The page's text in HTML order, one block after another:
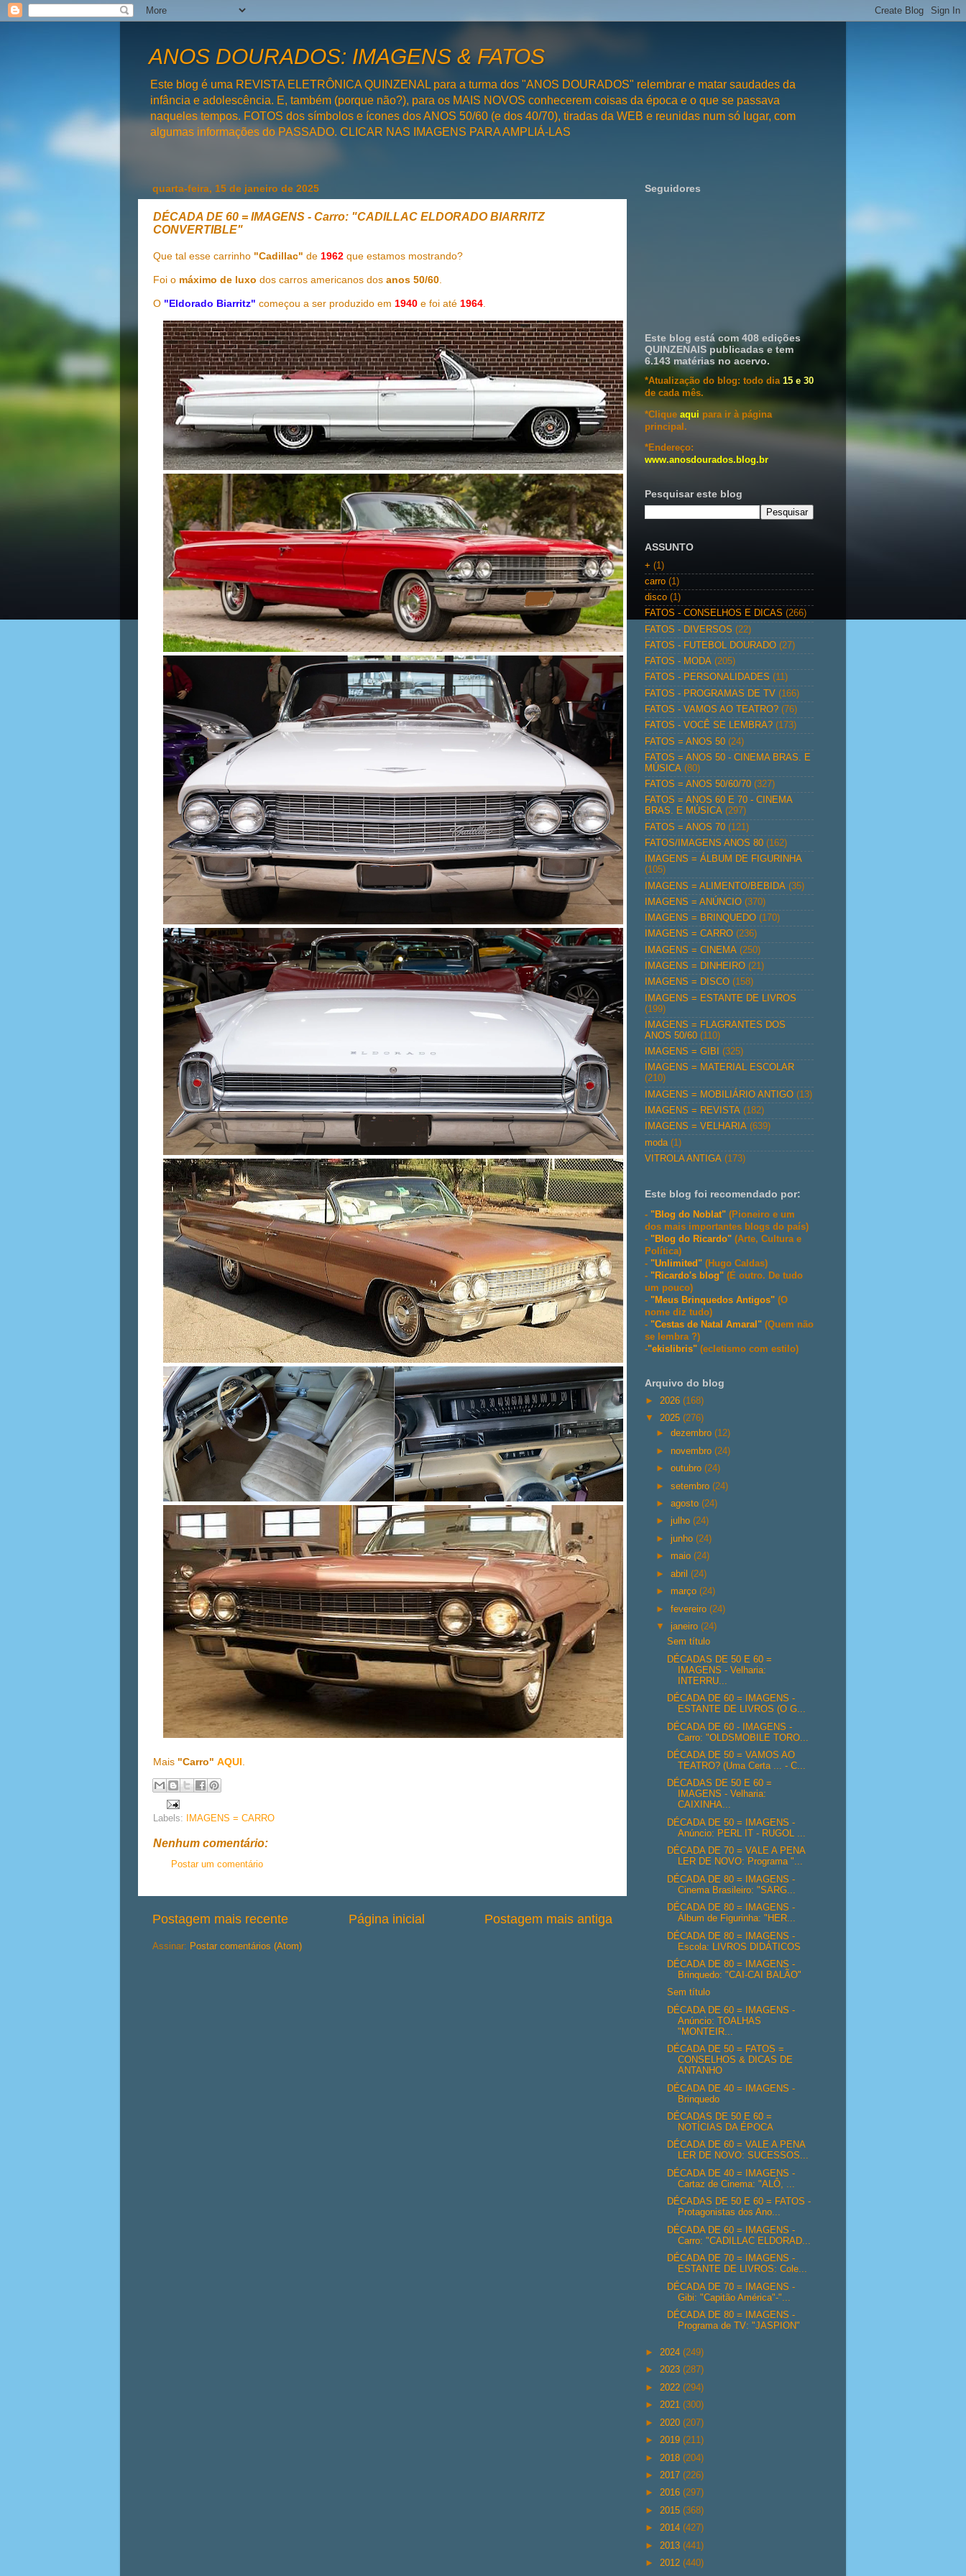
ANOS DOURADOS: IMAGENS & FATOS
Este blog é uma REVISTA ELETRÔNICA QUINZENAL para a turma dos "ANOS DOURADOS" relembrar e matar saudades da
infância e adolescência. E, também (porque não?), para os MAIS NOVOS conhecerem coisas da época e o que se passava
naqueles tempos. FOTOS dos símbolos e ícones dos ANOS 50/60 (e dos 40/70), tiradas da WEB e reunidas num só lugar, com
algumas informações do PASSADO. CLICAR NAS IMAGENS PARA AMPLIÁ-LAS
quarta-feira, 15 de janeiro de 2025
DÉCADA DE 60 = IMAGENS - Carro: "CADILLAC ELDORADO BIARRITZ
CONVERTIBLE"
Que tal esse carrinho "Cadillac" de 1962 que estamos mostrando?
Foi o máximo de luxo dos carros americanos dos anos 50/60.
O "Eldorado Biarritz" começou a ser produzido em 1940 e foi até 1964.
Mais "Carro" AQUI
Labels: IMAGENS = CARRO
Nenhum comentário:
Postar um comentário
Postagem mais recente Postagem mais antiga
Página inicial
Assinar: Postar comentários (Atom)
Seguidores
Este blog está com 408 edições
QUINZENAIS publicadas e tem
6.143 matérias no acervo.
*Atualização do blog: todo dia 15 e 30
de cada mês.
*Clique aqui para ir à página
principal.
*Endereço:
www.anosdourados.blog.br
Pesquisar este blog
ASSUNTO
+ (1)
carro (1)
disco (1)
FATOS - CONSELHOS E DICAS (266)
FATOS - DIVERSOS (22)
FATOS - FUTEBOL DOURADO (27)
FATOS - MODA (205)
FATOS - PERSONALIDADES (11)
FATOS - PROGRAMAS DE TV (166)
FATOS - VAMOS AO TEATRO? (76)
FATOS - VOCÊ SE LEMBRA? (173)
FATOS = ANOS 50 (24)
FATOS = ANOS 50 - CINEMA BRAS. E
MÚSICA (80)
FATOS = ANOS 50/60/70 (327)
FATOS = ANOS 60 E 70 - CINEMA
BRAS. E MÚSICA (297)
FATOS = ANOS 70 (121)
FATOS/IMAGENS ANOS 80 (162)
IMAGENS = ÁLBUM DE FIGURINHA
(105)
IMAGENS = ALIMENTO/BEBIDA (35)
IMAGENS = ANÚNCIO (370)
IMAGENS = BRINQUEDO (170)
IMAGENS = CARRO (236)
IMAGENS = CINEMA (250)
IMAGENS = DINHEIRO (21)
IMAGENS = DISCO (158)
IMAGENS = ESTANTE DE LIVROS
(199)
IMAGENS = FLAGRANTES DOS
ANOS 50/60 (110)
IMAGENS = GIBI
(325)
IMAGENS = MATERIAL ESCOLAR
(210)
IMAGENS = MOBILIÁRIO ANTIGO (13)
IMAGENS = REVISTA (182)
IMAGENS = VELHARIA (639)
moda (1)
VITROLA ANTIGA (173)
Este blog foi recomendado por:
- "Blog do Noblat" (Pioneiro e um
dos mais importantes blogs do país)
- "Blog do Ricardo" (Arte, Cultura e
Política)
- "Unlimited" (Hugo Caldas)
- "Ricardo's blog" (É outro. De tudo
um pouco)
- "Meus Brinquedos Antigos" (O
nome diz tudo)
- "Cestas de Natal Amaral" (Quem não
se lembra ?)
-"ekislibris" (ecletismo com estilo)
Arquivo do blog
► 2026 (168)
▼ 2025 (276)
►dezembro(12)
► novembro(24)
►outubro(24)
►setembro(24)
►agosto(24)
►julho(24)
►junho(24)
► maio(24)
►abril(24)
► março(24)
►fevereiro(24)
▼janeiro(24)
Sem título
DÉCADAS DE 50 E 60 =
IMAGENS - Velharia:
INTERRU...
DÉCADA DE 60 = IMAGENS -
ESTANTE DE LIVROS (O G...
DÉCADA DE 60 - IMAGENS -
Carro: "OLDSMOBILE TORO...
DÉCADA DE 50 = VAMOS AO
TEATRO? (Uma Certa ... - C...
DÉCADAS DE 50 E 60 =
IMAGENS - Velharia:
CAIXINHA...
DÉCADA DE 50 = IMAGENS -
Anúncio: PERL IT - RUGOL ...
DÉCADA DE 70 = VALE A PENA
LER DE NOVO: Programa "...
DÉCADA DE 80 = IMAGENS -
Cinema Brasileiro: "SARG...
DÉCADA DE 80 = IMAGENS -
Álbum de Figurinha: "HER...
DÉCADA DE 80 = IMAGENS -
Escola: LIVROS DIDÁTICOS
DÉCADA DE 80 = IMAGENS -
Brinquedo: "CAI-CAI BALÃO"
Sem título
DÉCADA DE 60 = IMAGENS -
Anúncio: TOALHAS
"MONTEIR...
DÉCADA DE 50 = FATOS =
CONSELHOS & DICAS DE
ANTANHO
DÉCADA DE 40 = IMAGENS -
Brinquedo
DÉCADAS DE 50 E 60 =
NOTÍCIAS DA ÉPOCA
DÉCADA DE 60 = VALE A PENA
LER DE NOVO: SUCESSOS...
DÉCADA DE 40 = IMAGENS -
Cartaz de Cinema: "ALÔ, ...
DÉCADAS DE 50 E 60 = FATOS -
Protagonistas dos Ano...
DÉCADA DE 60 = IMAGENS -
Carro: "CADILLAC ELDORAD...
DÉCADA DE 70 = IMAGENS -
ESTANTE DE LIVROS: Cole...
DÉCADA DE 70 = IMAGENS -
Gibi: "Capitão América"-"...
DÉCADA DE 80 = IMAGENS -
Programa de TV: "JASPION"
► 2024 (249)
► 2023 (287)
► 2022 (294)
► 2021 (300)
► 2020 (207)
► 2019 (211)
► 2018 (204)
► 2017 (226)
► 2016 (297)
► 2015 (368)
► 2014 (427)
► 2013 (441)
► 2012 (440)